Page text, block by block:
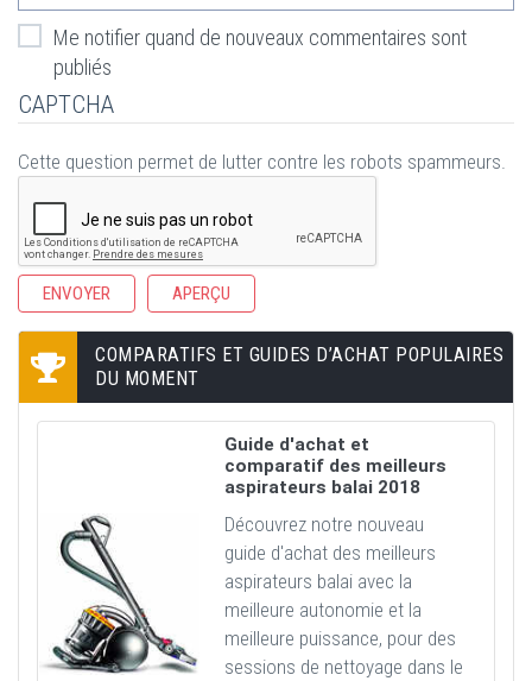
Me notifier quand de nouveaux commentaires sont
publiés
CAPTCHA
Cette question permet de lutter contre les robots spammeurs.
COMPARATIFS ET GUIDES D’ACHAT POPULAIRES
DU MOMENT
Guide d'achat et
comparatif des meilleurs
aspirateurs balai 2018
Découvrez notre nouveau
guide d'achat des meilleurs
aspirateurs balai avec la
meilleure autonomie et la
meilleure puissance, pour des
sessions de nettoyage dans le